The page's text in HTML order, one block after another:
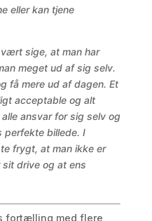
eller kan tjene
sige, at man har
meget ud af sig selv.
få mere ud af dagen. Et
acceptable og alt
ansvar for sig selv og
perfekte billede. I
frygt, at man ikke er
drive og at ens
fortælling med flere